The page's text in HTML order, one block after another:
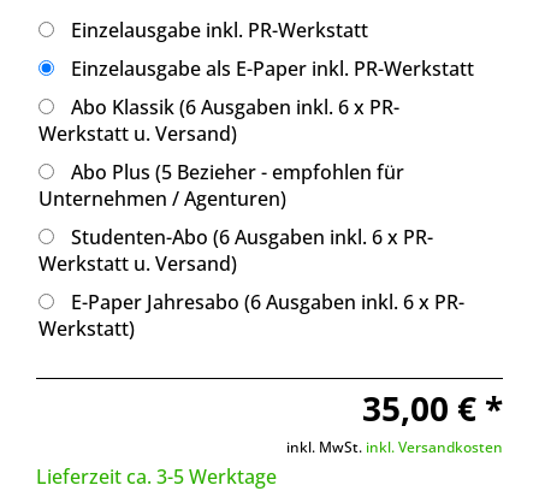
Einzelausgabe inkl. PR-Werkstatt
Einzelausgabe als E-Paper inkl. PR-Werkstatt
Abo Klassik (6 Ausgaben inkl. 6 x PR-
Werkstatt u. Versand)
Abo Plus (5 Bezieher - empfohlen für
Unternehmen / Agenturen)
Studenten-Abo (6 Ausgaben inkl. 6 x PR-
Werkstatt u. Versand)
E-Paper Jahresabo (6 Ausgaben inkl. 6 x PR-
Werkstatt)
35,00 € *
inkl. MwSt. inkl. Versandkosten
Lieferzeit ca. 3-5 Werktage